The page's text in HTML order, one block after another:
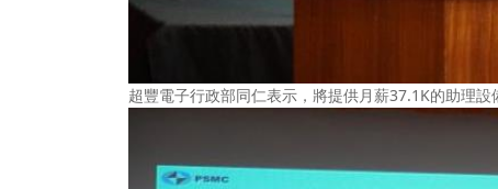
超豐電子行政部同仁表示，將提供月薪37.1K的助理